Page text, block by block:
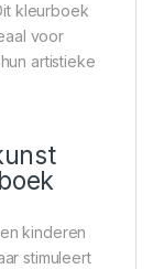
kleurboek
voor
artistieke
kinderen
stimuleert